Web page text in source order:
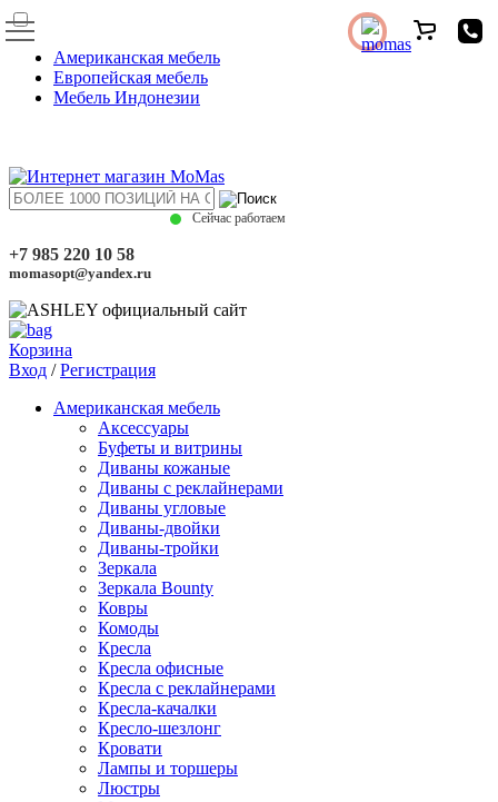
Американская мебель
Европейская мебель
Мебель Индонезии
Сейчас работаем
+7 985 220 10 58
momasopt@yandex.ru
Корзина
Вход /Регистрация
Американская мебель
Аксессуары
Буфеты и витрины
Диваны кожаные
Диваны с реклайнерами
Диваны угловые
Диваны-двойки
Диваны-тройки
Зеркала
Зеркала Bounty
Ковры
Комоды
Кресла
Кресла офисные
Кресла с реклайнерами
Кресла-качалки
Кресло-шезлонг
Кровати
Лампы и торшеры
Люстры